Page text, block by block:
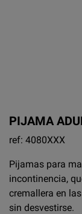
PIJAMA
ref: 4080XXX
Pijamas para
incontinencia,
cremallera en
sin desvestirse.